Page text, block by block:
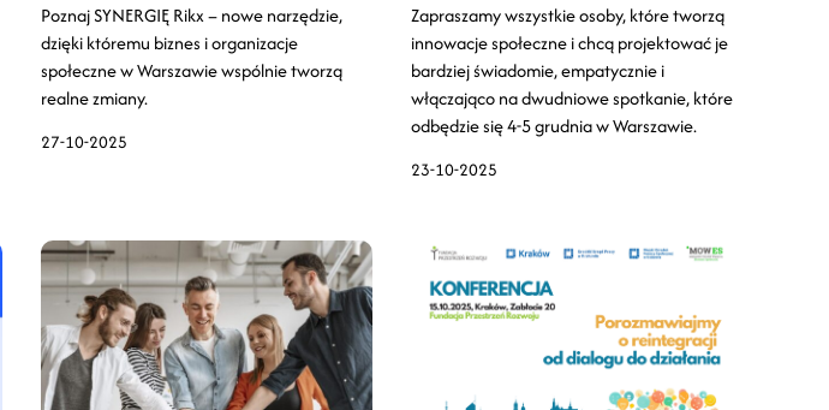
27-10-2025
Poznaj SYNERGIĘ Rikx – nowe narzędzie,
dzięki któremu biznes i organizacje
społeczne w Warszawie wspólnie tworzą
realne zmiany.
23-10-2025
Zapraszamy wszystkie osoby, które tworzą
innowacje społeczne i chcą projektować je
bardziej świadomie, empatycznie i
włączająco na dwudniowe spotkanie, które
odbędzie się 4-5 grudnia w Warszawie.